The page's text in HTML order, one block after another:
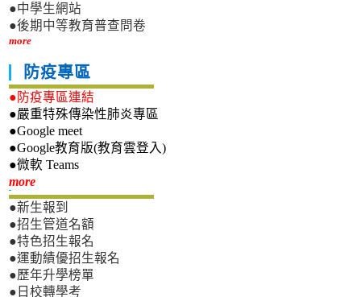
●中學生網站
●後期中等教育普查問卷
more
防疫專區
●防疫專區連結
●嚴重特殊傳染性肺炎專區
●Google meet
●Google教育版(教育雲登入)
●微軟 Teams
more新生專區
●新生報到
●招生管道名額
●特色招生報名
●運動績優招生報名
●歷年升學榜單
●日校轉學考